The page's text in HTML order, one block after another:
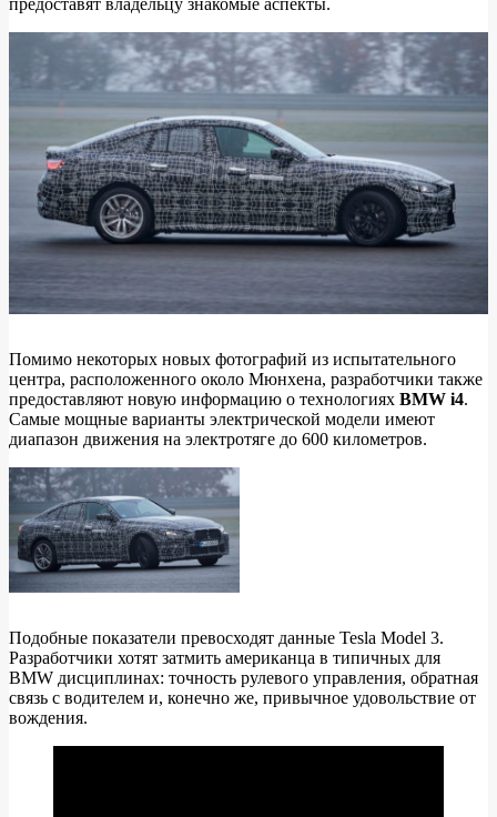
предоставят владельцу знакомые аспекты.
Помимо некоторых новых фотографий из испытательного
центра, расположенного около Мюнхена, разработчики также
предоставляют новую информацию о технологиях BMW i4.
Самые мощные варианты электрической модели имеют
диапазон движения на электротяге до 600 километров.
Подобные показатели превосходят данные Tesla Model 3.
Разработчики хотят затмить американца в типичных для
BMW дисциплинах: точность рулевого управления, обратная
связь с водителем и, конечно же, привычное удовольствие от
вождения.